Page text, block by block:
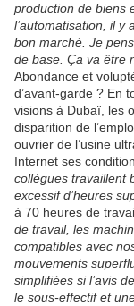
production de biens
l’automatisation, il y
bon marché. Je
de base. Ça va être
Abondance et
d’avant-garde ? En
visions à Dubaï, les
disparition de
ouvrier de l’usine
Internet ses
collègues travaillent
excessif d’heures
à 70 heures de
de travail, les
compatibles avec
mouvements
simplifiées si l’avis
le sous-effectif et